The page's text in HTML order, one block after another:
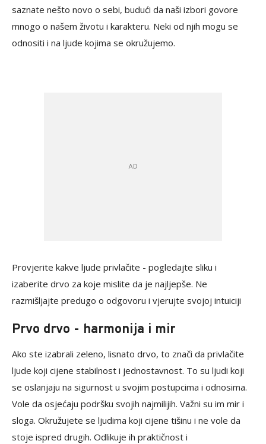
saznate nešto novo o sebi, budući da naši izbori govore
mnogo o našem životu i karakteru. Neki od njih mogu se
odnositi i na ljude kojima se okružujemo.
Provjerite kakve ljude privlačite - pogledajte sliku i
izaberite drvo za koje mislite da je najljepše. Ne
razmišljajte predugo o odgovoru i vjerujte svojoj intuiciji
Prvo drvo - harmonija i mir
Ako ste izabrali zeleno, lisnato drvo, to znači da privlačite
ljude koji cijene stabilnost i jednostavnost. To su ljudi koji
se oslanjaju na sigurnost u svojim postupcima i odnosima.
Vole da osjećaju podršku svojih najmilijih. Važni su im mir i
sloga. Okružujete se ljudima koji cijene tišinu i ne vole da
stoje ispred drugih. Odlikuje ih praktičnost i